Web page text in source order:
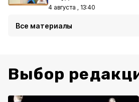
4 августа , 13:40
Все материалы
Выбор